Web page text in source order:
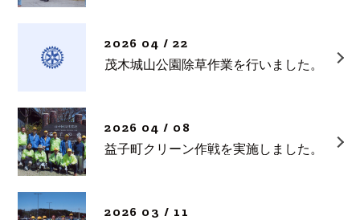
2026 04 / 22
茂木城山公園除草作業を行いました。
2026 04 / 08
益子町クリーン作戦を実施しました。
2026 03 / 11